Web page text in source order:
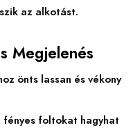
az alkotást.
Megjelenés
önts lassan és vékony
foltokat hagyhat